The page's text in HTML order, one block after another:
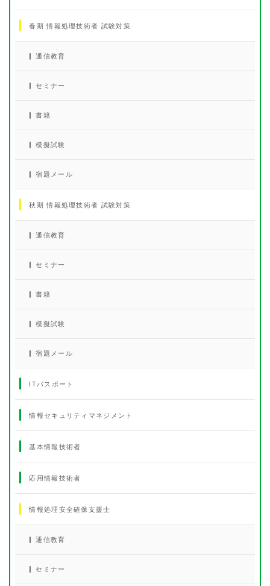
春期 情報処理技術者 試験対策
通信教育
セミナー
書籍
模擬試験
宿題メール
秋期 情報処理技術者 試験対策
通信教育
セミナー
書籍
模擬試験
宿題メール
ITパスポート
情報セキュリティマネジメント
基本情報技術者
応用情報技術者
情報処理安全確保支援士
通信教育
セミナー